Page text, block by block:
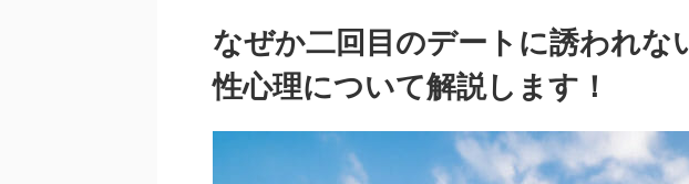
なぜか二回目のデートに誘われな
性心理について解説します！